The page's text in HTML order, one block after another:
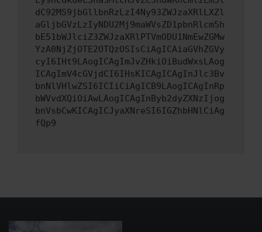
dC92MS9jbGllbnRzLzI4Ny93ZWJzaXRlLXZl
aGljbGVzLzIyNDU2Mj9maWVsZD1pbnRlcm5h
bE51bWJlciZ3ZWJzaXRlPTVmODU1NmEwZGMw
YzA0NjZjOTE2OTQzOSIsCiAgICAiaGVhZGVy
cyI6IHt9LAogICAgImJvZHkiOiBudWxsLAog
ICAgImV4cGVjdCI6IHsKICAgICAgInJlc3Bv
bnNlVHlwZSI6ICIiCiAgICB9LAogICAgInRp
bWVvdXQiOiAwLAogICAgInByb2dyZXNzIjog
bnVsbCwKICAgICJyaXNreSI6IGZhbHNlCiAg
fQp9